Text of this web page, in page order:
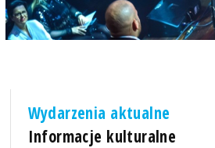
Wydarzenia aktualne
Informacje kulturalne